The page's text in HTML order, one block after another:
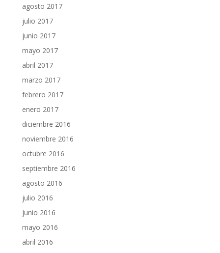
agosto 2017
julio 2017
junio 2017
mayo 2017
abril 2017
marzo 2017
febrero 2017
enero 2017
diciembre 2016
noviembre 2016
octubre 2016
septiembre 2016
agosto 2016
julio 2016
junio 2016
mayo 2016
abril 2016